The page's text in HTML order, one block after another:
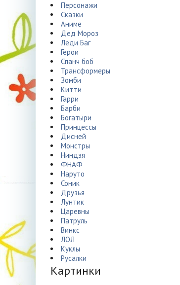
Персонажи
Сказки
Аниме
Дед Мороз
Леди Баг
Герои
Спанч боб
Трансформеры
Зомби
Китти
Гарри
Барби
Богатыри
Принцессы
Дисней
Монстры
Ниндзя
ФНАФ
Наруто
Соник
Друзья
Лунтик
Царевны
Патруль
Винкс
ЛОЛ
Куклы
Русалки
Картинки